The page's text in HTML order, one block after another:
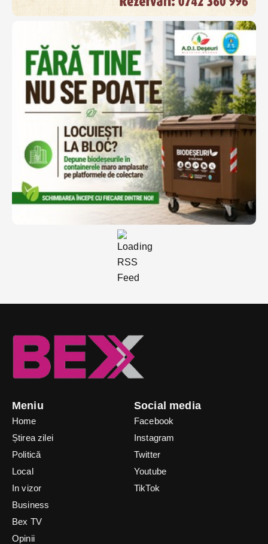
Meniu
Home
Știrea zilei
Politică
Local
In vizor
Business
Bex TV
Opinii
Social media
Facebook
Instagram
Twitter
Youtube
TikTok